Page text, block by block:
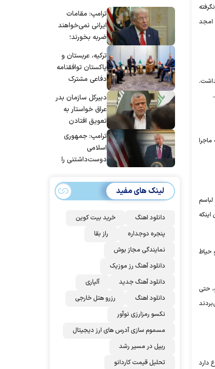
امجد
نداشت.
ماجرا
بروم. من که لباسم
حیاط
حتی
دارد
ترامپ: مقامات
ایرانی نمی‌خواهند
ضربه بخورند؛
توافق برسند
ترکیه، عربستان و
پاکستان توافقنامه
دفاعی مشترک
دبیرکل سازمان بدر
عراق خواستار به
تعویق افتادن
پاسخ به حمله
عربستان و آمریکا
شد
ترامپ: جمهوری
اسلامی
دوست‌داشتنی را
برای بزرگ‌ترین
حمله آماده بودیم
است، درست
است؟
لینک های مفید
دانلود اهنگ
خرید بیت کوین
پنجره دوجداره
راز بقا
نمایندگی مجاز بوش
دانلود آهنگ رز‌ موزیک
دانلود آهنگ جدید
آلپاری
دانلود اهنگ
رزرو هتل خارجی
نکسو رمزارزی نوآور
مسموم سازی آدرس های ارز دیجیتال
ریپل در مسیر رشد
تحلیل قیمت کاردانو